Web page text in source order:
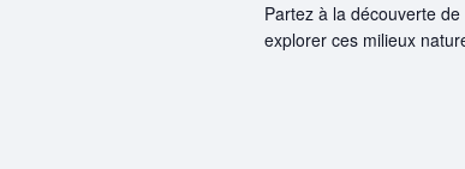
Partez à la découverte
explorer ces milieux